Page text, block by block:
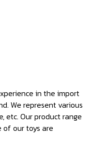
in the import
We represent various
etc. Our product range
of our toys are